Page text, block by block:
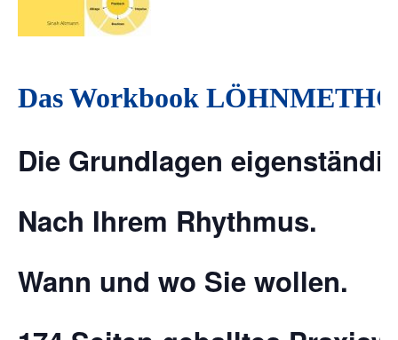
Das Workbook
Die Grundlagen
Nach Ihrem Rhythmus.
Wann und wo Sie wollen.